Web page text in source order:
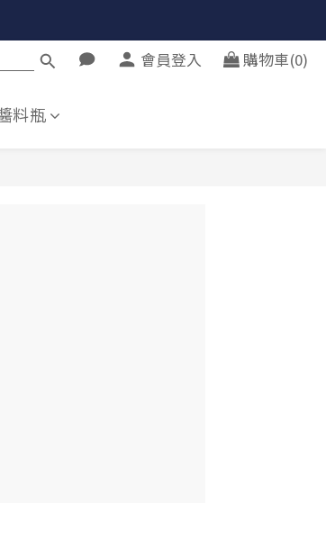
會員登入 購物車(0)
料瓶